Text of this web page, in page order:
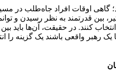
گاهی اوقات افراد جاه‌طلب در
بین قدرتمند به نظر رسیدن و
کنند. در حقیقت، آن‌ها باید بین
یک رهبر واقعی باشند یک گزینه را